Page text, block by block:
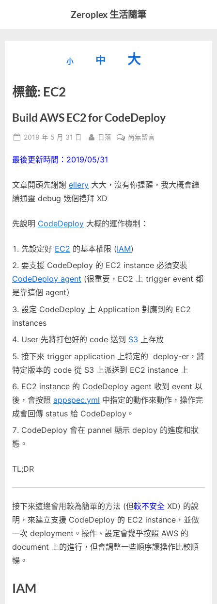
Zeroplex 生活隨筆
發
小
小。
中
重
大
小。
大
型
標籤: EC2
Build AWS EC2 for CodeDeploy
Posted
2019 年 5 月 31 日 By
日落
在
for
尚無留言
最後更新時間：2019/05/31
文章開頭先謝謝 ellery 大大，沒有你提醒，我大概會繼
續通靈 debug 幾個禮拜 XD
先說明 CodeDeploy 大概的運作機制：
先設定好 EC2 的基本權限 (IAM)
要支援 CodeDeploy 的 EC2 instance 必須安裝
CodeDeploy agent (很重要，EC2 上 trigger event 都
是靠這個 agent）
設定 CodeDeploy 上 Application 對應到的 EC2
instances
User 先將打包好的 code 送到 S3 上存放
接下來 trigger application 上特定的 deploy-er，將
特定版本的 code 從 S3 上派送到 EC2 instance 上
EC2 instance 的 CodeDeploy agent 收到 event 以
後，會按照 appspec.yml 中指定的動作來動作，操作完
成會回傳 status 給 CodeDeploy。
CodeDeploy 會在 pannel 顯示 deploy 的進度和狀
態。
TL;DR
接下來這邊會用較為簡單的方法 (但較不安全 XD) 的說
明，來建立支援 CodeDeploy 的 EC2 instance，並做
一次 deployment。操作、設定會幾乎按照 AWS 的
document 上的進行，但會調整一些順序讓操作比較順
暢。
IAM